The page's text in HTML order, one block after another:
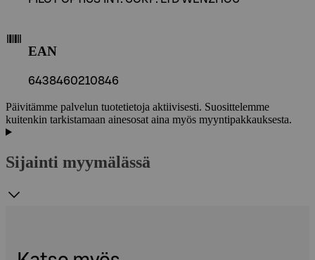
EAN
6438460210846
Päivitämme palvelun tuotetietoja aktiivisesti. Suosittelemme
kuitenkin tarkistamaan ainesosat aina myös myyntipakkauksesta.
Sijainti myymälässä